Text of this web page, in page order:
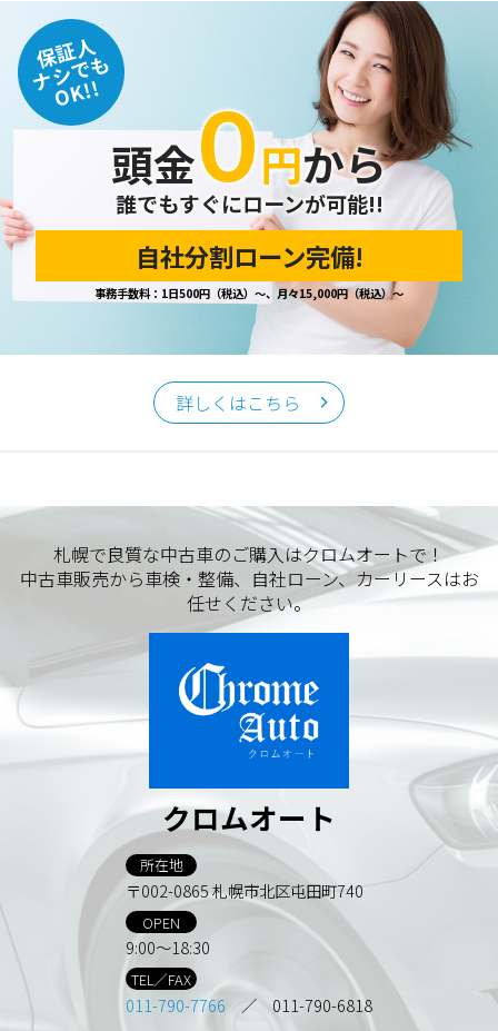
保証人
ナシでも
OK!!
頭金０円から
誰でもすぐにローンが可能!!
自社分割ローン完備!
事務手数料：1日500円（税込）～、月々15,000円（税込）～
詳しくはこちら
札幌で良質な中古車のご購入はクロムオートで！
中古車販売から車検・整備、自社ローン、カーリースはお
任せください。
クロムオート
所在地
〒002-0865 札幌市北区屯田町740
OPEN
9:00～18:30
TEL／FAX
011-790-7766 ／ 011-790-6818